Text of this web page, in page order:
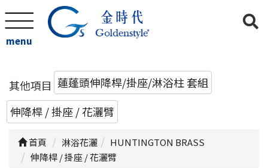
menu
其他項目 蓮蓬頭伸降桿/掛座/淋浴柱 套組
伸降桿 / 掛座 / 花灑臂
首頁 淋浴花灑
HUNTINGTON BRASS
伸降桿 / 掛座 / 花灑臂